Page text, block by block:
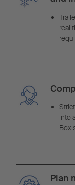
real
into
Box
Plan